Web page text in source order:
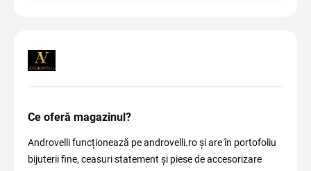
Ce oferă magazinul?
Androvelli funcționează pe androvelli.ro și are în portofoliu
bijuterii fine, ceasuri statement și piese de accesorizare